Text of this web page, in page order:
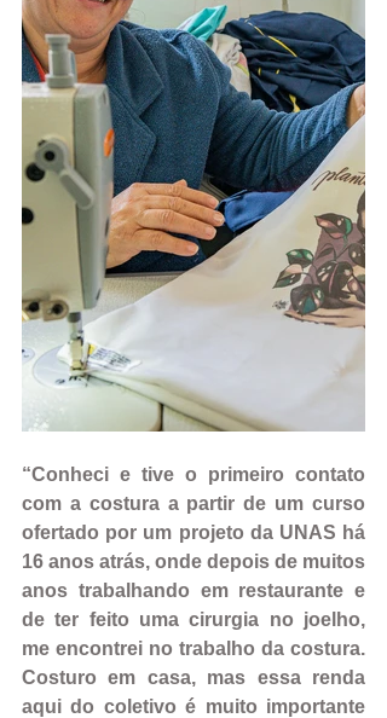
“Conheci e tive o primeiro contato
com a costura a partir de um curso
ofertado por um projeto da UNAS há
16 anos atrás, onde depois de muitos
anos trabalhando em restaurante e
de ter feito uma cirurgia no joelho,
me encontrei no trabalho da costura.
Costuro em casa, mas essa renda
aqui do coletivo é muito importante